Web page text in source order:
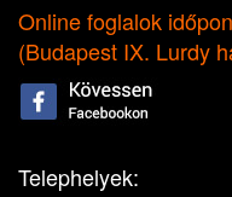
Online foglalok
(Budapest IX. Lurdy
Telephelyek: